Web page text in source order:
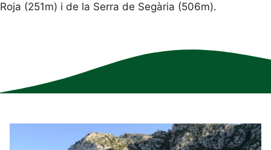
Roja (251m) i de la Serra de Segària (506m).